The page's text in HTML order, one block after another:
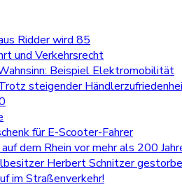
Ridder wird 85
und Verkehrsrecht
Beispiel Elektromobilität
steigender
für E-Scooter-Fahrer
dem Rhein vor mehr als 200
Herbert Schnitzer
im Straßenverkehr!